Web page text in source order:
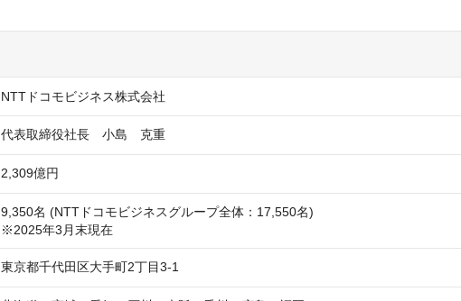
NTTドコモビジネス株式会社
代表取締役社長　小島　克重
2,309億円
9,350名 (NTTドコモビジネスグループ全体：17,550名)
※2025年3月末現在
東京都千代田区大手町2丁目3-1